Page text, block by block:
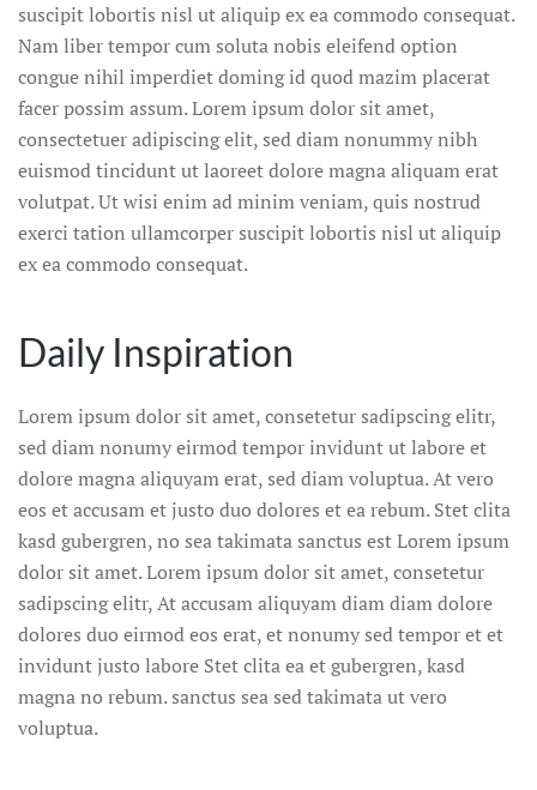
suscipit lobortis nisl ut aliquip ex ea commodo consequat.
Nam liber tempor cum soluta nobis eleifend option
congue nihil imperdiet doming id quod mazim placerat
facer possim assum. Lorem ipsum dolor sit amet,
consectetuer adipiscing elit, sed diam nonummy nibh
euismod tincidunt ut laoreet dolore magna aliquam erat
volutpat. Ut wisi enim ad minim veniam, quis nostrud
exerci tation ullamcorper suscipit lobortis nisl ut aliquip
ex ea commodo consequat.
Daily Inspiration
Lorem ipsum dolor sit amet, consetetur sadipscing elitr,
sed diam nonumy eirmod tempor invidunt ut labore et
dolore magna aliquyam erat, sed diam voluptua. At vero
eos et accusam et justo duo dolores et ea rebum. Stet clita
kasd gubergren, no sea takimata sanctus est Lorem ipsum
dolor sit amet. Lorem ipsum dolor sit amet, consetetur
sadipscing elitr, At accusam aliquyam diam diam dolore
dolores duo eirmod eos erat, et nonumy sed tempor et et
invidunt justo labore Stet clita ea et gubergren, kasd
magna no rebum. sanctus sea sed takimata ut vero
voluptua.